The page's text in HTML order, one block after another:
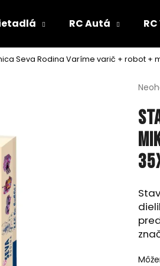
RC Autá
Seva Rodina Varíme varič + robot +
je
0,0
z
5
Čo potrebujete nájsť?